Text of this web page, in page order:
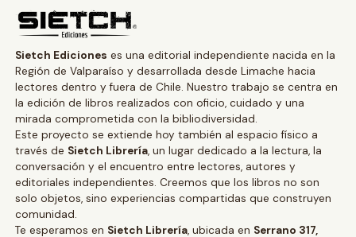
Sietch Ediciones es una editorial independiente nacida en la
Región de Valparaíso y desarrollada desde Limache hacia
lectores dentro y fuera de Chile. Nuestro trabajo se centra en
la edición de libros realizados con oficio, cuidado y una
mirada comprometida con la bibliodiversidad.
Este proyecto se extiende hoy también al espacio físico a
través de Sietch Librería, un lugar dedicado a la lectura, la
conversación y el encuentro entre lectores, autores y
editoriales independientes. Creemos que los libros no son
solo objetos, sino experiencias compartidas que construyen
comunidad.
Te esperamos en Sietch Librería, ubicada en Serrano 317,